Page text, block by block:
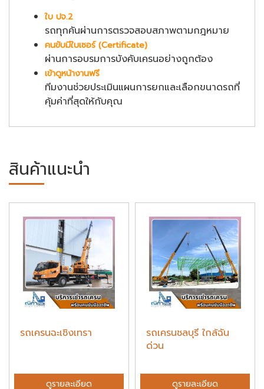
ใบ ปจ.2
รถทุกคันผ่านการตรวจสอบสภาพตามกฎหมาย
คนขับมีใบเซอร์ (Certificate)
ผ่านการอบรมการบังคับเครนอย่างถูกต้อง
เข้าดูหน้างานฟรี
ทีมงานช่วยประเมินแผนการยกและเลือกขนาดรถที่
คุ้มค่าที่สุดให้กับคุณ
สินค้าแนะนำ
รถเครนฉะเชิงเทรา
ดูรายละเอียด
รถเครนชลบุรี ใกล้ฉัน
ด่วน
ดูรายละเอียด